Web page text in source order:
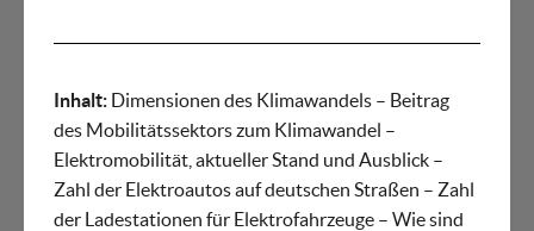
Inhalt: Dimensionen des Klimawandels – Beitrag
des Mobilitätssektors zum Klimawandel –
Elektromobilität, aktueller Stand und Ausblick –
Zahl der Elektroautos auf deutschen Straßen – Zahl
der Ladestationen für Elektrofahrzeuge – Wie sind